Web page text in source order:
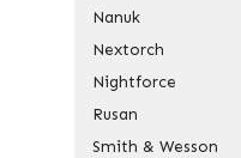
Nanuk
Nextorch
Nightforce
Rusan
Smith & Wesson